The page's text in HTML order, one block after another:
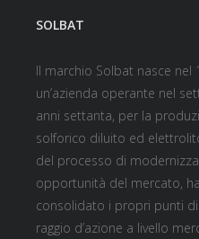
SOLBAT
Il marchio Solbat nasce nel
un’azienda operante nel
anni settanta, per la
solforico diluito ed
del processo di
opportunità del mercato,
consolidato i propri punti
raggio d’azione a livello